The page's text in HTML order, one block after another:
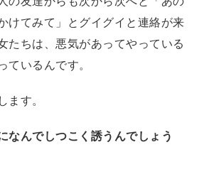
けてみて」とグイグイと連絡が来
たちは、悪気があってやっている
ているんです。
ます。
なんでしつこく誘うんでしょう